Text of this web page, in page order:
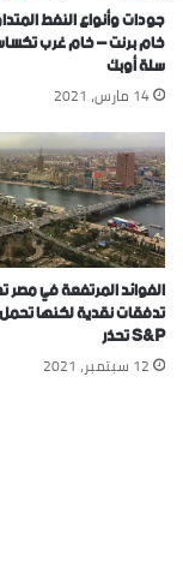
جودات وأنواع النفط
خام برنت – خام غرب
سلة أوبك
14 مارس، 2021
الفوائد المرتفعة في
تدفقات نقدية لكنها
S&P تحذر
12 سبتمبر، 2021